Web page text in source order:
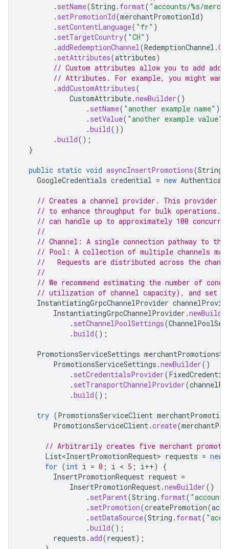
. setName(String . format( "accounts/%s/
. setPromotionId(merchantPromotionId)
. setContentLanguage( "fr" )
. setTargetCountry( "CH" )
.addRedemptionChannel(RedemptionChannel .
. setAttributes(attributes)
// Custom attributes allow you to add
// Attributes. For example, you might
.addCustomAttributes(
CustomAttribute.newBuilder()
. setName( "another example name" )
. setValue( "another example value"
.build())
.build();
}
public static void asyncInsertPromotions(String
GoogleCredentials credential = new
// Creates a channel provider. This provider
// to enhance throughput for bulk operations.
// can handle up to approximately 100
//
// Channel: A single connection pathway to
// Pool: A collection of multiple channels
//   Requests are distributed across the
//
// We recommend estimating the number of
// utilization of channel capacity), and set
InstantiatingGrpcChannelProvider
InstantiatingGrpcChannelProvider .
. setChannelPoolSettings(
.build();
PromotionsServiceSettings
PromotionsServiceSettings .newBuilder()
. setCredentialsProvider(
. setTransportChannelProvider(
.build();
try (PromotionsServiceClient
PromotionsServiceClient.create(
// Arbitrarily creates five merchant
List<InsertPromotionRequest> requests = new
for (int i = 0 ; i < 5 ; i++)
{
InsertPromotionRequest request =
InsertPromotionRequest.newBuilder()
. setParent(String . format(
. setPromotion(createPromotion(
. setDataSource(String . format(
.build();
requests .add(request);